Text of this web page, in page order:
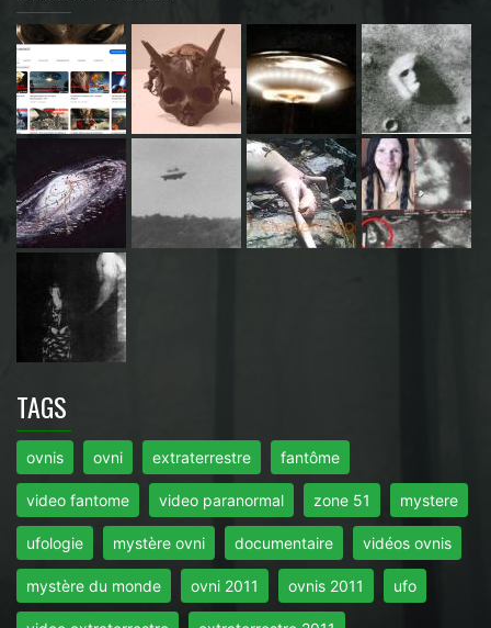
TAGS
ovnis ovni extraterrestre fantôme
video fantome video paranormal zone 51 mystere
ufologie mystère ovni documentaire vidéos ovnis
mystère du monde ovni 2011 ovnis 2011 ufo